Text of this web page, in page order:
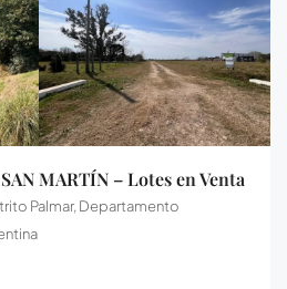
MARTÍN – Lotes en Venta
Palmar, Departamento